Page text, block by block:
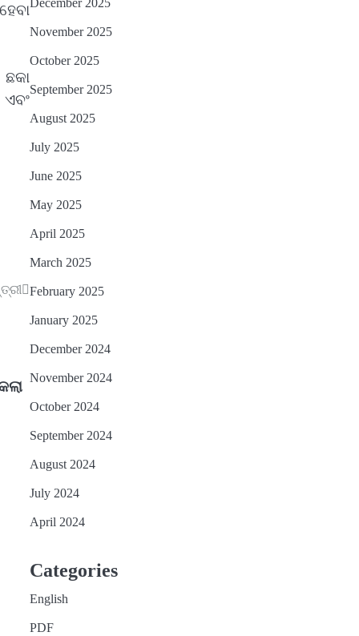
December 2025
November 2025
October 2025
September 2025
August 2025
July 2025
June 2025
May 2025
April 2025
March 2025
February 2025
January 2025
December 2024
November 2024
October 2024
September 2024
August 2024
July 2024
April 2024
Categories
English
PDF